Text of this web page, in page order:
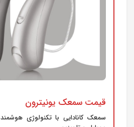
قیمت سمعک یونیترون
سمعک کانادایی با تکنولوژی